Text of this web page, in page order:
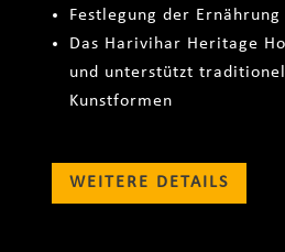
Festlegung der Ernährung
Das Harivihar Heritage
und unterstützt
Kunstformen
WEITERE DETAILS